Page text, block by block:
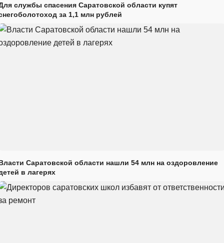
службы спасения Саратовской области купят
за 1,1 млн рублей
Саратовской области нашли 54 млн на оздоровление
в лагерях